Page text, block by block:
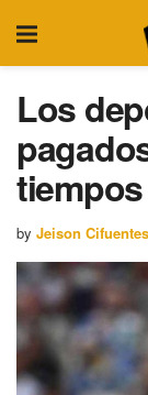
Los
tiempos
by Jeison